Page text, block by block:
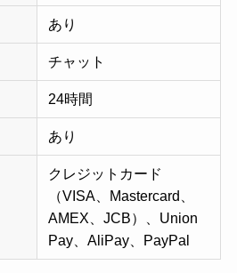
あり
チャット
24時間
あり
クレジットカード
（VISA、Mastercard、
AMEX、JCB）、Union
Pay、AliPay、PayPal